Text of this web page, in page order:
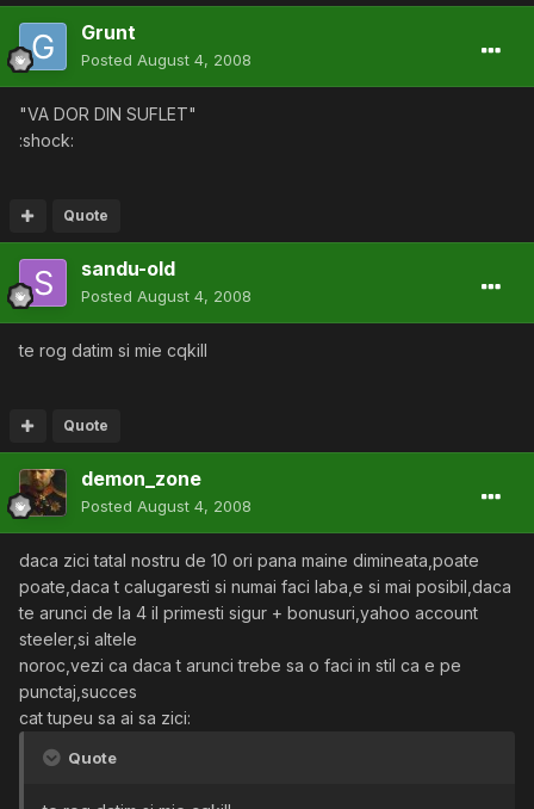
Grunt
Posted August 4, 2008
"VA DOR DIN SUFLET"
:shock:
Quote
sandu-old
Posted August 4, 2008
te rog datim si mie cqkill
Quote
demon_zone
Posted August 4, 2008
daca zici tatal nostru de 10 ori pana maine dimineata,poate
poate,daca t calugaresti si numai faci laba,e si mai posibil,daca
te arunci de la 4 il primesti sigur + bonusuri,yahoo account
steeler,si altele
noroc,vezi ca daca t arunci trebe sa o faci in stil ca e pe
punctaj,succes
cat tupeu sa ai sa zici:
Quote